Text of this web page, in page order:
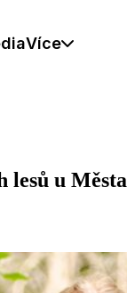
Více
lesů u Města